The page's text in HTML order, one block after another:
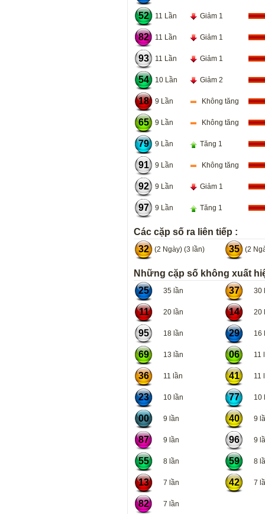
52 11 Lần Giảm 1
82 11 Lần Giảm 1
93 11 Lần Giảm 1
54 10 Lần Giảm 2
18 9 Lần Không tăng
65 9 Lần Không tăng
79 9 Lần Tăng 1
91 9 Lần Không tăng
92 9 Lần Giảm 1
97 9 Lần Tăng 1
Các cặp số ra liên tiếp :
32
(2 Ngày) (3 lần) 35 (2
Những cặp số không xuất
25
35 lần 37 30
11 20 lần 14 20
95 18 lần 29 16
69 13 lần 06 11
36 11 lần 41 11
23 10 lần 77 10
00 9 lần 40 9
87 9 lần 96 9
55 8 lần 59 8
13 7 lần 42 7
82 7 lần